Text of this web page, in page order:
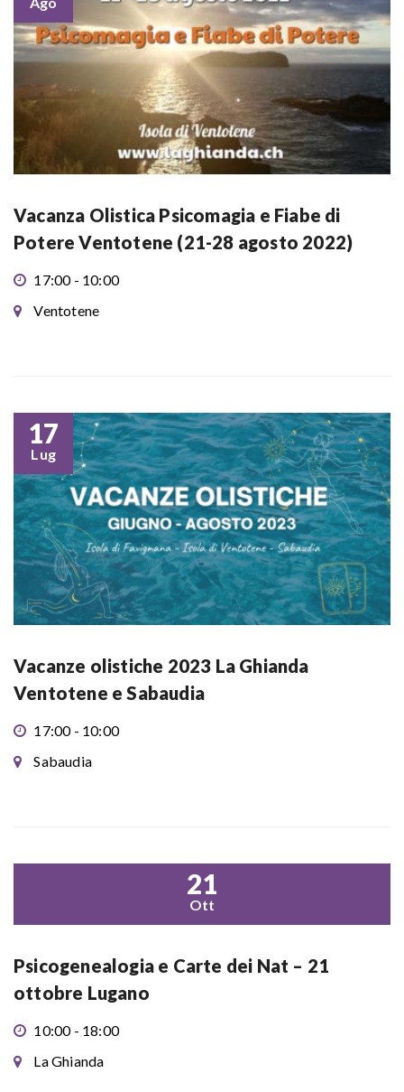
Vacanza Olistica Psicomagia e Fiabe di
Potere Ventotene (21-28 agosto 2022)
17:00 - 10:00
Ventotene
17
Lug
Vacanze olistiche 2023 La Ghianda
Ventotene e Sabaudia
17:00 - 10:00
Sabaudia
21
Ott
Psicogenealogia e Carte dei Nat – 21
ottobre Lugano
10:00 - 18:00
La Ghianda